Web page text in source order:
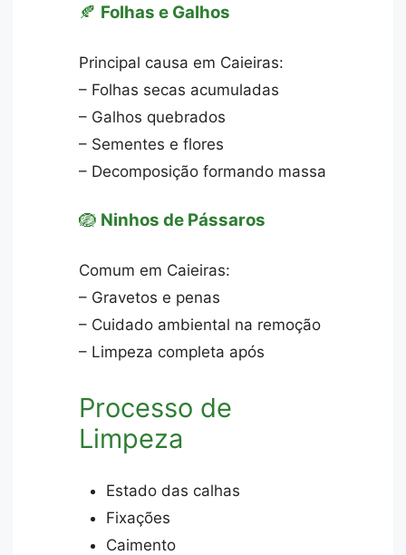
🍂 Folhas e Galhos
Principal causa em Caieiras:
– Folhas secas acumuladas
– Galhos quebrados
– Sementes e flores
– Decomposição formando massa
🪺 Ninhos de Pássaros
Comum em Caieiras:
– Gravetos e penas
– Cuidado ambiental na remoção
– Limpeza completa após
Processo de
Limpeza
Estado das calhas
Fixações
Caimento